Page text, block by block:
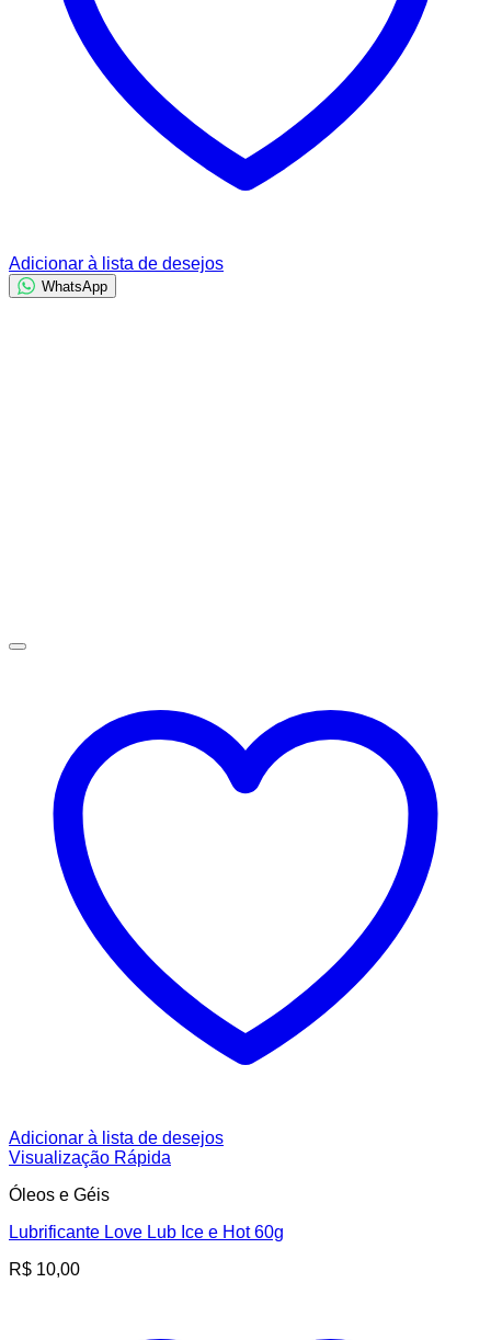
Adicionar à lista de desejos
WhatsApp
Adicionar à lista de desejos
Visualização Rápida
Óleos e Géis
Lubrificante Love Lub Ice e Hot 60g
R$ 10,00